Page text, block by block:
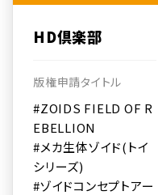
HD倶楽部
版権申請タイトル
#ZOIDS FIELD OF R
EBELLION
#メカ生体ゾイド(トイ
シリーズ)
#ゾイドコンセプトアー